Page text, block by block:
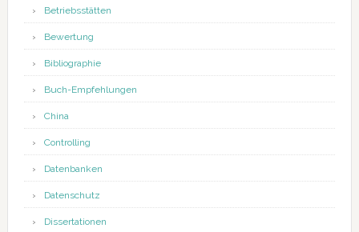
Betriebsstätten
Bewertung
Bibliographie
Buch-Empfehlungen
China
Controlling
Datenbanken
Datenschutz
Dissertationen